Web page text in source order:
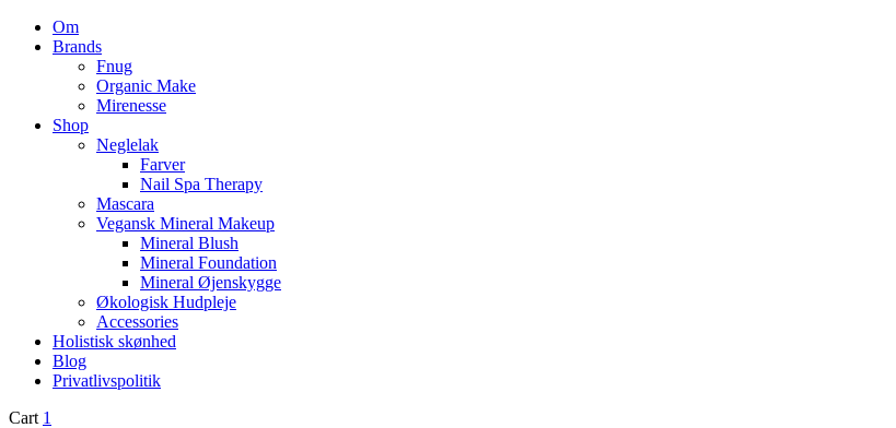
Om
Brands
Fnug
Organic Make
Mirenesse
Shop
Neglelak
Farver
Nail Spa Therapy
Mascara
Vegansk Mineral Makeup
Mineral Blush
Mineral Foundation
Mineral Øjenskygge
Økologisk Hudpleje
Accessories
Holistisk skønhed
Blog
Privatlivspolitik
Cart 1